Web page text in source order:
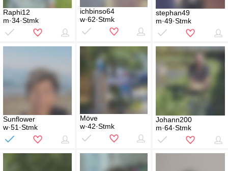
Raphi12
m·34·Stmk
ichbinso64
w·62·Stmk
stephan49
m·49·Stmk
Sunflower
w·51·Stmk
Möve
w·42·Stmk
Johann200
m·64·Stmk